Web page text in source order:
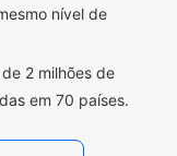
nível de
2 milhões de
em 70 países.